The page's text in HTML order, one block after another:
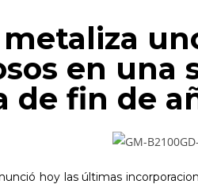
metaliza
en una
de fin de
hoy las últimas